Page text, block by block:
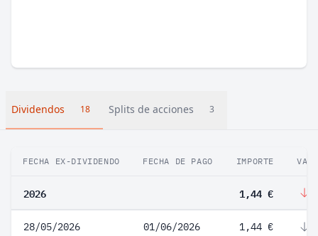
Dividendos 18 Splits de acciones 3
FECHA EX-DIVIDENDO FECHA DE PAGO IMPORTE
2026 1,44 €
28/05/2026 01/06/2026 1,44 €